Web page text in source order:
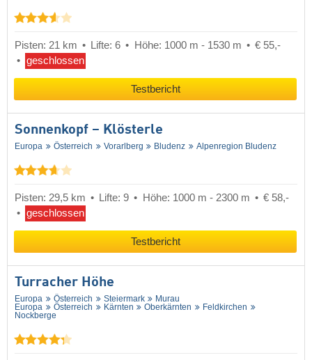
Pisten: 21 km Lifte: 6 Höhe: 1000 m - 1530 m
€ 55,-
geschlossen
Testbericht
Sonnenkopf – Klösterle
Europa Österreich Vorarlberg Bludenz Alpenregion Bludenz
Pisten: 29,5 km Lifte: 9 Höhe: 1000 m - 2300 m
€ 58,-
geschlossen
Testbericht
Turracher Höhe
Europa Österreich Steiermark
Murau
Europa
Österreich Kärnten Oberkärnten
Feldkirchen
Nockberge